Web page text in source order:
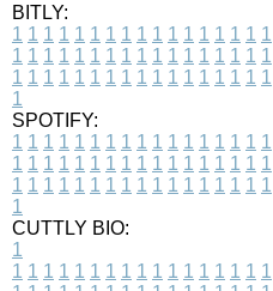
BITLY:
1 1 1 1 1 1 1 1 1 1 1 1 1 1 1 1 1
1 1 1 1 1 1 1 1 1 1 1 1 1 1 1 1 1
1 1 1 1 1 1 1 1 1 1 1 1 1 1 1 1 1
1
SPOTIFY:
1 1 1 1 1 1 1 1 1 1 1 1 1 1 1 1 1
1 1 1 1 1 1 1 1 1 1 1 1 1 1 1 1 1
1 1 1 1 1 1 1 1 1 1 1 1 1 1 1 1 1
1
CUTTLY BIO:
1
1 1 1 1 1 1 1 1 1 1 1 1 1 1 1 1 1